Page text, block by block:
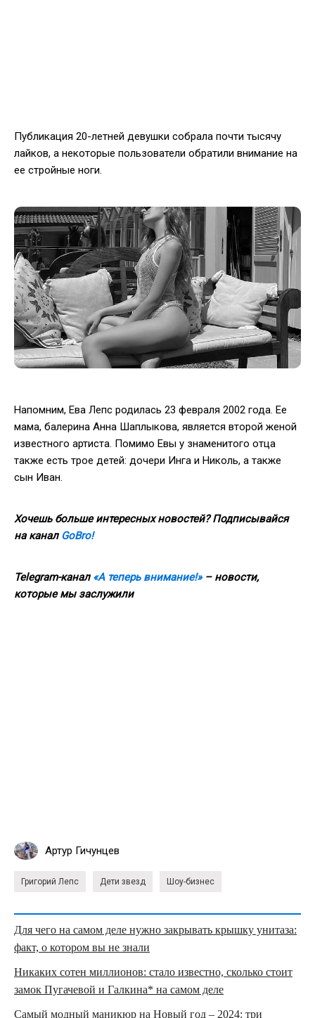
Публикация 20-летней девушки собрала почти тысячу
лайков, а некоторые пользователи обратили внимание на
ее стройные ноги.
Напомним, Ева Лепс родилась 23 февраля 2002 года. Ее
мама, балерина Анна Шаплыкова, является второй женой
известного артиста. Помимо Евы у знаменитого отца
также есть трое детей: дочери Инга и Николь, а также
сын Иван.
Хочешь больше интересных новостей? Подписывайся
на канал GoBro!
Telegram-канал «А теперь внимание!»– новости,
которые мы заслужили
Артур Гичунцев
Григорий Лепс Дети звезд Шоу-бизнес
Для чего на самом деле нужно закрывать крышку унитаза:
факт, о котором вы не знали
Никаких сотен миллионов: стало известно, сколько стоит
замок Пугачевой и Галкина* на самом деле
Самый модный маникюр на Новый год – 2024: три